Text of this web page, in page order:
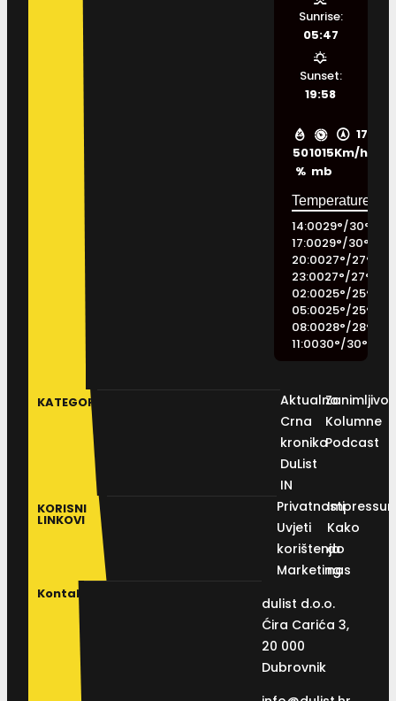
50
%
1015
mb
17
Km/h
Sunrise:
05:47
Sunset:
19:58
14:0029°/30°
17:0029°/30°
20:0027°/27°
23:0027°/27°
02:0025°/25°
05:0025°/25°
08:0028°/28°
11:0030°/30°
KATEGORIJE
Aktualno
Crna
kronika
DuList
IN
Kolumne
Podcast
KORISNI
LINKOVI
Privatnosti
Uvjeti
korištenja
Marketing
Kako
do
nas
Kontakt
dulist d.o.o.
Ćira Carića 3,
20 000
Dubrovnik